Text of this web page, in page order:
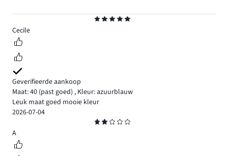
5
Cecile
Geverifieerde aankoop
Maat: 40 (past goed) , Kleur: azuurblauw
Leuk maat goed mooie kleur
2026-07-04
2
A